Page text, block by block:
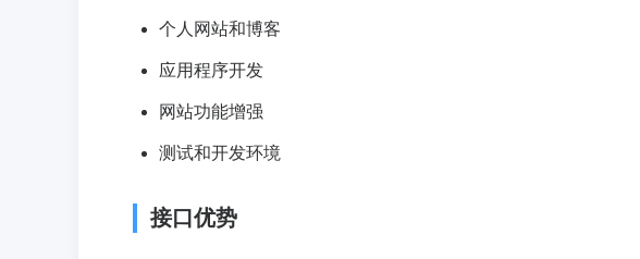
个人网站和博客
应用程序开发
网站功能增强
测试和开发环境
接口优势